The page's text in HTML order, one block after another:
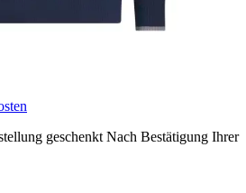
geschenkt Nach Bestätigung Ihrer